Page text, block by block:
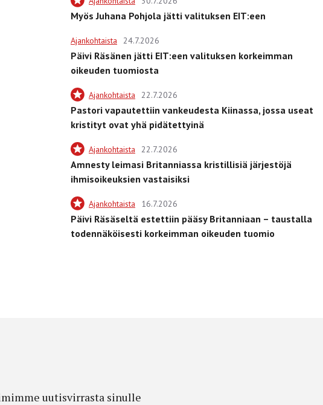
Myös Juhana Pohjola jätti valituksen EIT:een
Ajankohtaista 24.7.2026
Päivi Räsänen jätti EIT:een valituksen korkeimman
oikeuden tuomiosta
Ajankohtaista 22.7.2026
Pastori vapautettiin vankeudesta Kiinassa, jossa useat
kristityt ovat yhä pidätettyinä
Ajankohtaista 22.7.2026
Amnesty leimasi Britanniassa kristillisiä järjestöjä
ihmisoikeuksien vastaisiksi
Ajankohtaista 16.7.2026
Päivi Räsäseltä estettiin pääsy Britanniaan – taustalla
todennäköisesti korkeimman oikeuden tuomio
uutisvirrasta sinulle